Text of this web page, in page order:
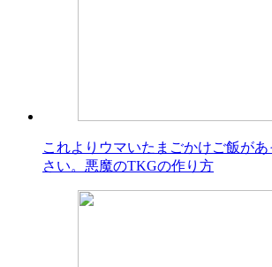
これよりウマいたまごかけご飯が
さい。悪魔のTKGの作り方